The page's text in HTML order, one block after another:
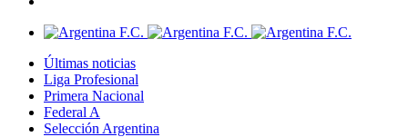
Últimas noticias
Liga Profesional
Primera Nacional
Federal A
Selección Argentina